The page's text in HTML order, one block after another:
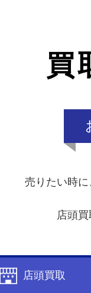
買
売りたい時
店頭
店頭買取